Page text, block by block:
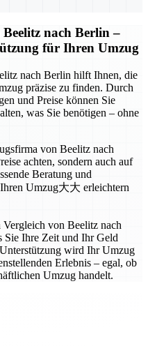
nach Berlin –
für Ihren Umzug
nach Berlin hilft Ihnen, die
präzise zu finden. Durch
und Preise können Sie
was Sie benötigen – ohne
von Beelitz nach
achten, sondern auch auf
Beratung und
Umzug大大 erleichtern
von Beelitz nach
Sie Ihre Zeit und Ihr Geld
wird Ihr Umzug
Erlebnis – egal, ob
Umzug handelt.